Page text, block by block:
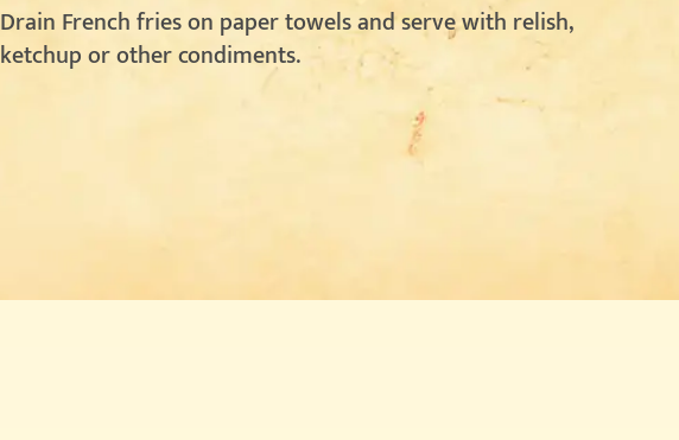
Drain French fries on paper towels and serve with relish,
ketchup or other condiments.